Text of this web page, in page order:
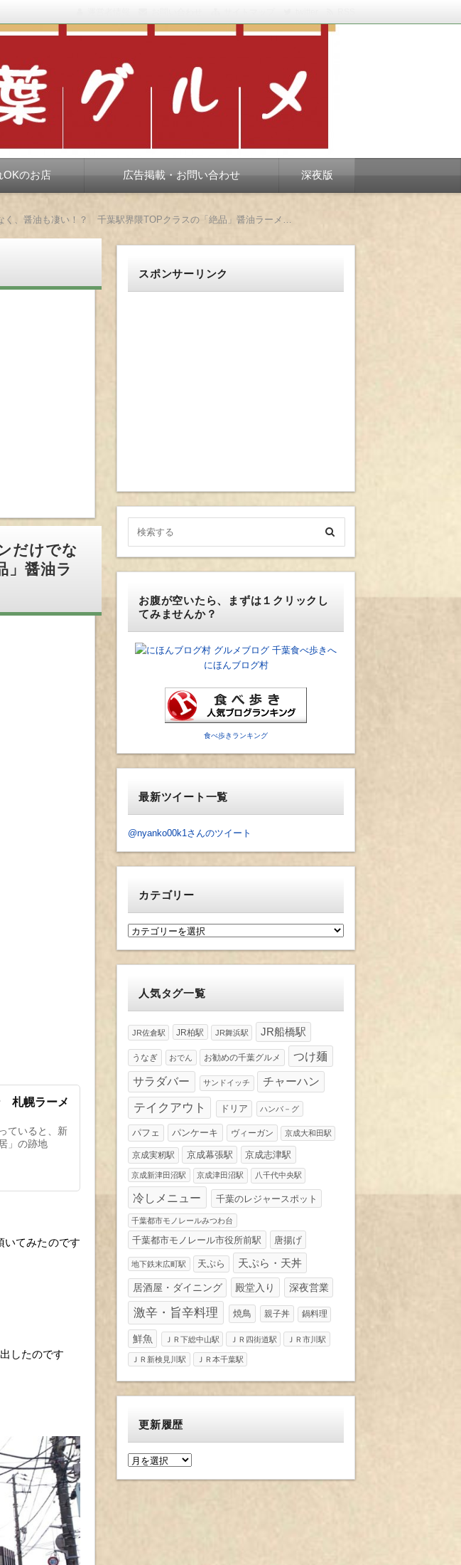
当たりますが、時々派手にスベります。
OKのお店 広告掲載・お問い合わせ 深夜版
千葉駅西口の新店、北海道ラーメン 温 味噌ラーメンだけでなく、醤油も凄い！？ 千葉駅界隈TOPクラスの「絶品」醤油ラーメンを発見！
だけでな
」醤油ラ
札幌ラーメ
ていると、新
」の跡地
いてみたのです
したのです
スポンサーリンク
お腹が空いたら、まずは１クリックし
てみませんか？
にほんブログ村
食べ歩きランキング
最新ツイート一覧
@nyanko00k1さんのツイート
カテゴリー
カ
人気タグ一覧
JR佐倉駅 JR柏駅 JR舞浜駅 JR船橋駅
うなぎ おでん お勧めの千葉グルメ つけ麺
サラダバー サンドイッチ チャーハン
テイクアウト ドリア ハンバ－グ
パフェ パンケーキ ヴィーガン 京成大和田駅
京成実籾駅 京成幕張駅 京成志津駅
京成新津田沼駅 京成津田沼駅 八千代中央駅
冷しメニュー 千葉のレジャースポット
千葉都市モノレールみつわ台
千葉都市モノレール市役所前駅 唐揚げ
地下鉄末広町駅 天ぷら 天ぷら・天丼
居酒屋・ダイニング 殿堂入り 深夜営業
激辛・旨辛料理 焼鳥 親子丼 鍋料理
鮮魚 ＪＲ下総中山駅 ＪＲ四街道駅 ＪＲ市川駅
ＪＲ新検見川駅 ＪＲ本千葉駅
更新履歴
更